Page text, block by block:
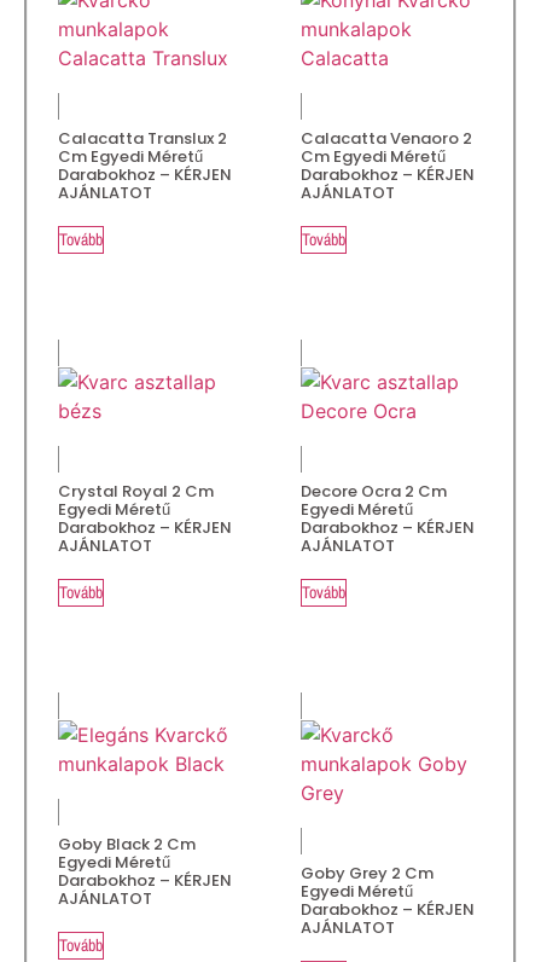
Calacatta Translux 2
Cm Egyedi Méretű
Darabokhoz – KÉRJEN
AJÁNLATOT
Tovább
Calacatta Venaoro 2
Cm Egyedi Méretű
Darabokhoz – KÉRJEN
AJÁNLATOT
Tovább
Crystal Royal 2 Cm
Egyedi Méretű
Darabokhoz – KÉRJEN
AJÁNLATOT
Tovább
Decore Ocra 2 Cm
Egyedi Méretű
Darabokhoz – KÉRJEN
AJÁNLATOT
Tovább
Goby Black 2 Cm
Egyedi Méretű
Darabokhoz – KÉRJEN
AJÁNLATOT
Tovább
Goby Grey 2 Cm
Egyedi Méretű
Darabokhoz – KÉRJEN
AJÁNLATOT